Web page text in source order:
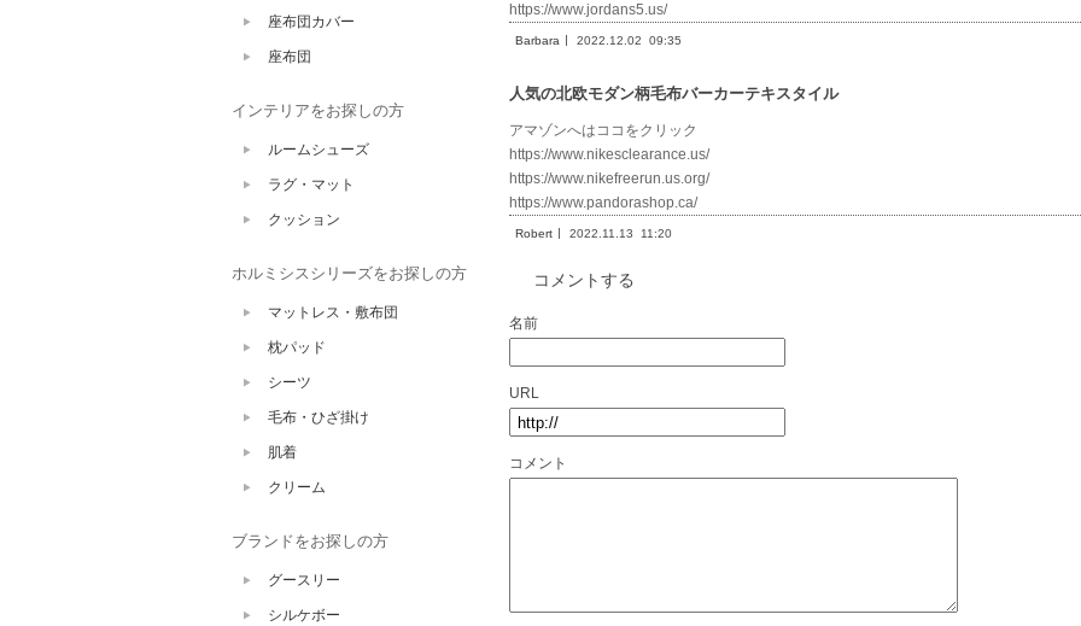
https://www.jordans5.us/
Barbara 2022.12.02 09:35
人気の北欧モダン柄毛布バーカーテキスタイル
アマゾンへはココをクリック
https://www.nikesclearance.us/
https://www.nikefreerun.us.org/
https://www.pandorashop.ca/
Robert 2022.11.13 11:20
コメントする
名前
URL
コメント
座布団カバー
座布団
インテリアをお探しの方
ルームシューズ
ラグ・マット
クッション
ホルミシスシリーズをお探しの方
マットレス・敷布団
枕パッド
シーツ
毛布・ひざ掛け
肌着
クリーム
ブランドをお探しの方
グースリー
シルケボー